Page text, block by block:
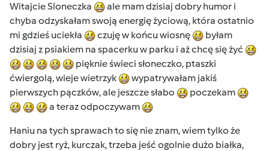
Witajcie Sloneczka
ale mam dzisiaj dobry humor i
chyba odzyskałam swoją energię życiową, która ostatnio
mi gdzieś uciekła
czuję w końcu wiosnę
byłam
dzisiaj z psiakiem na spacerku w parku i aż chcę się żyć
pięknie świeci słoneczko, ptaszki
ćwiergolą, wieje wietrzyk
wypatrywałam jakiś
pierwszych pączków, ale jeszcze słabo
poczekam
a teraz odpoczywam
Haniu na tych sprawach to się nie znam, wiem tylko że
dobry jest ryż, kurczak, trzeba jeść ogolnie dużo białka,